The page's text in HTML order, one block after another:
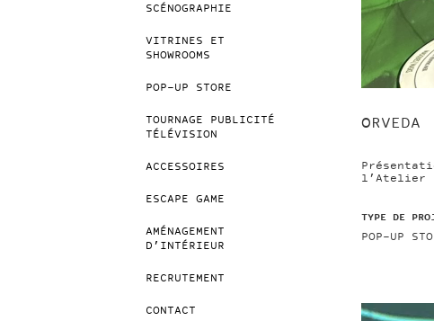
SCÉNOGRAPHIE
VITRINES ET
SHOWROOMS
POP-UP STORE
TOURNAGE PUBLICITÉ
TÉLÉVISION
ACCESSOIRES
ESCAPE GAME
AMÉNAGEMENT
D’INTÉRIEUR
RECRUTEMENT
CONTACT
ORVEDA
l’Atelier
TYPE DE
POP-UP